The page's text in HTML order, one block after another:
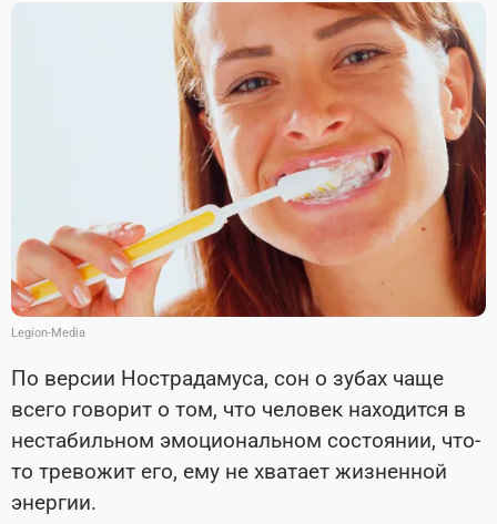
Legion-Media
По версии Нострадамуса, сон о зубах чаще
всего говорит о том, что человек находится в
нестабильном эмоциональном состоянии, что-
то тревожит его, ему не хватает жизненной
энергии.